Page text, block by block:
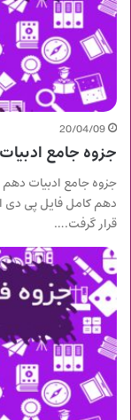
20/04/09
جزوه جامع
جزوه جامع ادبیات دهم
قرار گرفت.…